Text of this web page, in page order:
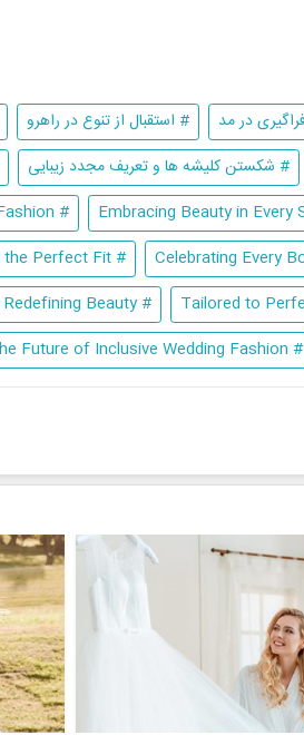
در مد # استقبال از تنوع در راهرو
# شکستن کلیشه ها و تعریف مجدد زیبایی
# The Importance of Inclusivity in Fashion
# From Sari to Ramsar: Finding the Perfect Fit
# Breaking Stereotypes and Redefining Beauty
# The Future of Inclusive Wedding Fashion